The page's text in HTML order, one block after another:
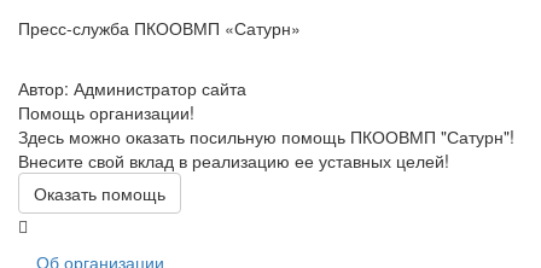
Пресс-служба ПКООВМП «Сатурн»
Автор: Администратор сайта
Помощь организации!
Здесь можно оказать посильную помощь ПКООВМП "Сатурн"!
Внесите свой вклад в реализацию ее уставных целей!
Оказать помощь
Об организации